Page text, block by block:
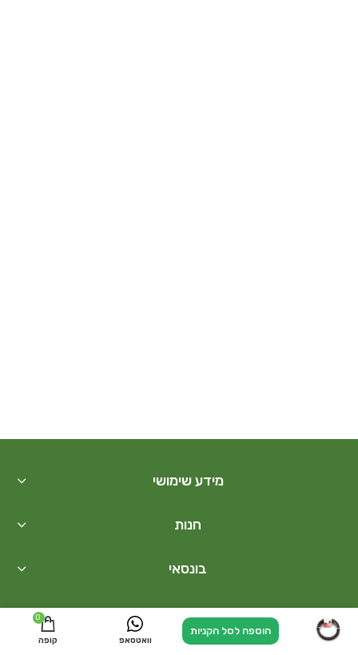
הוספה לסל הקניות
מידע שימושי
חנות
בונסאי
קישורים נוספים
ניווט אלינו חייגו עכשיו וואטסאפ
0
קופה